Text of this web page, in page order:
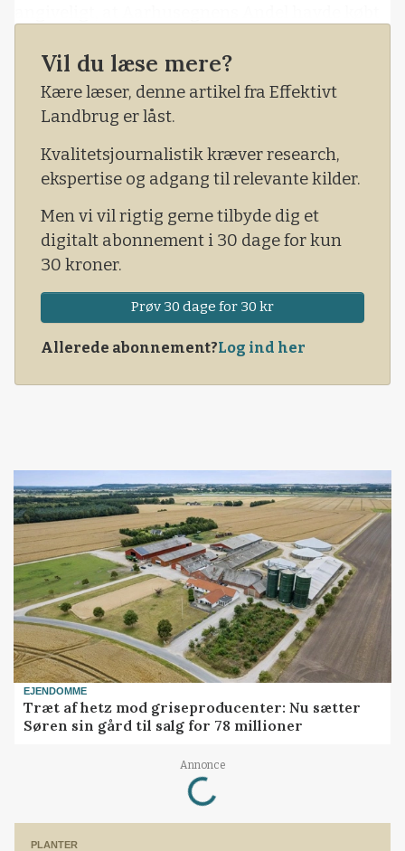
råvarer – uden at sikre sig et tilstrækkeligt
finansielt beredskab, hvis priserne faldt. Det
skabte i løbet af kort tid et bundløst, &
Vil du læse mere?
Kære læser, denne artikel fra Effektivt
Landbrug er låst.
Kvalitetsjournalistik kræver research,
ekspertise og adgang til relevante kilder.
Men vi vil rigtig gerne tilbyde dig et
digitalt abonnement i 30 dage for kun
30 kroner.
Prøv 30 dage for 30 kr
Allerede abonnement?Log ind her
EJENDOMME
Træt af hetz mod griseproducenter: Nu sætter
Søren sin gård til salg for 78 millioner
Annonce
Loading...
PLANTER